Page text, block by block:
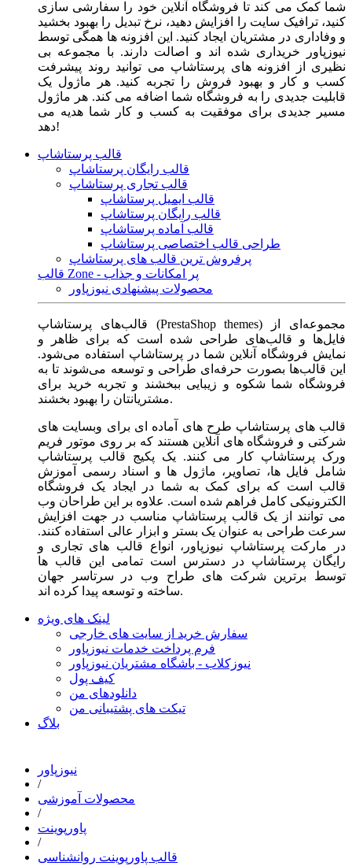
شما کمک می کند تا فروشگاه آنلاین خود را سفارشی سازی
کنید، ترافیک سایت را افزایش دهید، نرخ تبدیل را بهبود بخشید
و وفاداری در مشتریان ایجاد کنید. این افزونه ها همگی توسط
نیوزپاور خریداری شده اند و اصالت دارند. با مجموعه بی
نظیری از افزونه های پرستاشاپ می توانید روند پیشرفت
کسب و کار و بهبود فروش را تجربه کنید. هر ماژول یک
قابلیت جدیدی را به فروشگاه شما اضافه می کند. هر ماژول
مسیر جدیدی برای موفقیت به کسب و کار شما هدیه می
دهد!
قالب پرستاشاپ
قالب رایگان پرستاشاپ
قالب تجاری پرستاشاپ
قالب ایمیل پرستاشاپ
قالب رایگان پرستاشاپ
قالب آماده پرستاشاپ
طراحی قالب اختصاصی پرستاشاپ
پرفروش ترین قالب های پرستاشاپ
قالب Zone - پر امکانات و جذاب
محصولات پیشنهادی نیوزپاور
قالب‌های پرستاشاپ (PrestaShop themes) مجموعه‌ای از
فایل‌ها و قالب‌های طراحی شده است که برای ظاهر و
نمایش فروشگاه آنلاین شما در پرستاشاپ استفاده می‌شود.
این قالب‌ها بصورت حرفه‌ای طراحی و توسعه می‌شوند تا به
فروشگاه شما شکوه و زیبایی ببخشند و تجربه خرید برای
مشتریانتان را بهبود بخشند.
قالب های پرستاشاپ طرح های آماده ای برای وبسایت های
شرکتی و فروشگاه های آنلاین هستند که بر روی موتور فریم
ورک پرستاشاپ کار می کنند. یک پکیج قالب پرستاشاپ
شامل فایل ها، تصاویر، ماژول ها و اسناد رسمی آموزش
قالب است که برای کمک به شما در ایجاد یک فروشگاه
الکترونیکی کامل فراهم شده است. علاوه بر این طراحان وب
می توانند از یک قالب پرستاشاپ مناسب در جهت افزایش
سرعت طراحی به عنوان یک بستر و ابزار عالی استفاده کنند.
در مارکت پرستاشاپ نیوزپاور، انواع قالب های تجاری و
رایگان پرستاشاپ در دسترس است تمامی این قالب ها
توسط برترین شرکت های طراح وب در سرتاسر جهان
ساخته و توسعه پیدا کرده اند.
لینک های ویژه
سفارش خرید از سایت های خارجی
فرم پرداخت خدمات نیوزپاور
نیوزکلاب - باشگاه مشتریان نیوزپاور
کیف پول
دانلودهای من
تیکت های پشتیبانی من
بلاگ
نیوزپاور
/
محصولات آموزشی
/
پاورپوینت
/
قالب پاورپوینت روانشناسی